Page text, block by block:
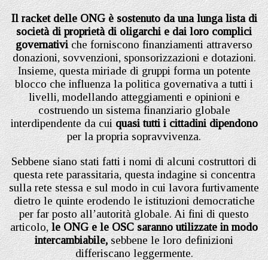
Il racket delle ONG è sostenuto da una lunga lista di
società di proprietà di oligarchi e dai loro complici
governativiche forniscono finanziamenti attraverso
donazioni, sovvenzioni, sponsorizzazioni e dotazioni.
Insieme, questa miriade di gruppi forma un potente
blocco che influenza la politica governativa a tutti i
livelli, modellando atteggiamenti e opinioni e
costruendo un sistema finanziario globale
interdipendente da cuiquasi tutti i cittadini dipendono
per la propria sopravvivenza.
Sebbene siano stati fatti i nomi di alcuni costruttori di
questa rete parassitaria, questa indagine si concentra
sulla rete stessa e sul modo in cui lavora furtivamente
dietro le quinte erodendo le istituzioni democratiche
per far posto all’autorità globale. Ai fini di questo
articolo,le ONG e le OSC saranno utilizzate in modo
intercambiabile,sebbene le loro definizioni
differiscano leggermente.